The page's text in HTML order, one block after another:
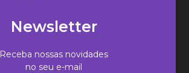
Newsletter
Receba nossas novidades
no seu e-mail